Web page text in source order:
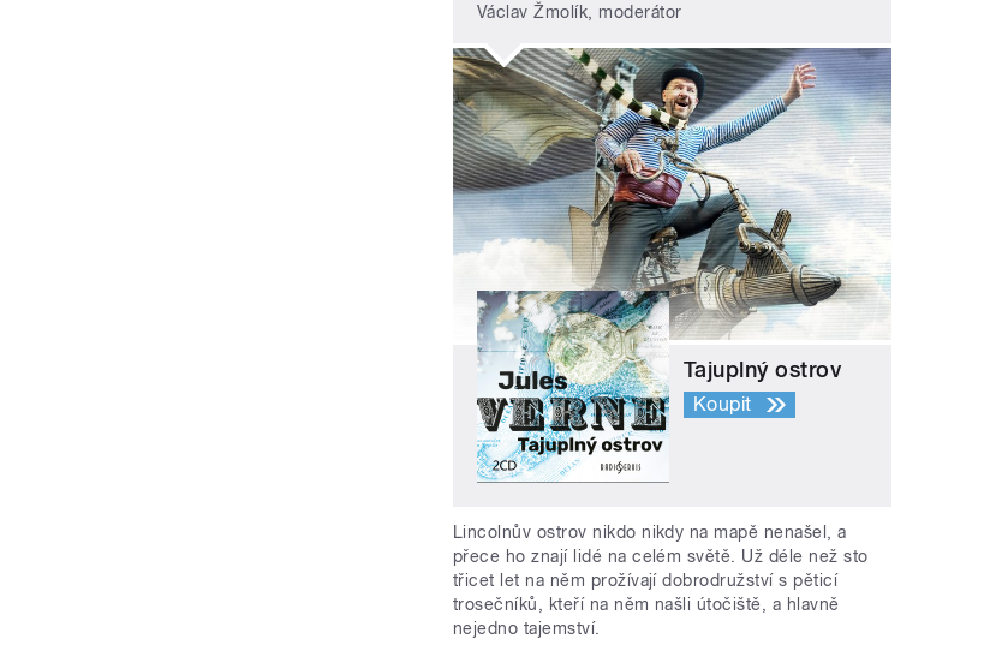
Václav Žmolík, moderátor
Tajuplný ostrov
Koupit
Lincolnův ostrov nikdo nikdy na mapě nenašel, a
přece ho znají lidé na celém světě. Už déle než sto
třicet let na něm prožívají dobrodružství s pěticí
trosečníků, kteří na něm našli útočiště, a hlavně
nejedno tajemství.